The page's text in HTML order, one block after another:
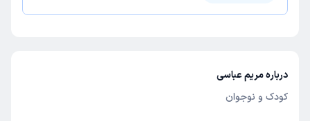
درباره مریم عباسی
کودک و نوجوان